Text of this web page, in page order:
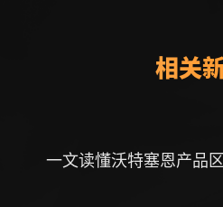
相关
一文读懂沃特塞恩产品